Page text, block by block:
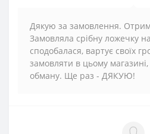
Дякую за замовлення.
Замовляла срібну ложечку
сподобалася, вартує своїх
замовляти в цьому
обману. Ще раз - ДЯКУЮ!